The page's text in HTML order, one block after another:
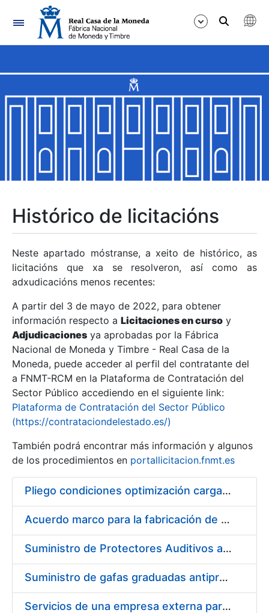
Navegación
Mostrar/Ocultar
Mostrar/Ocultar
Mostrar/Ocultar
Mostrar/Ocultar
Mostrar/Ocultar
Mostrar/Ocultar
Mostrar/Ocultar
Histórico de licitacións
Neste apartado móstranse, a xeito de histórico, as
licitacións que xa se resolveron, así como as
adxudicacións menos recentes:
A partir del 3 de mayo de 2022, para obtener
información respecto a Licitaciones en curso y
Adjudicaciones ya aprobadas por la Fábrica
Nacional de Moneda y Timbre - Real Casa de la
Moneda, puede acceder al perfil del contratante del
a FNMT-RCM en la Plataforma de Contratación del
Sector Público accediendo en el siguiente link:
Plataforma de Contratación del Sector Público
(https://contrataciondelestado.es/)
También podrá encontrar más información y algunos
de los procedimientos en portallicitacion.fnmt.es
Pliego condiciones optimización cargas compras firmado
Acuerdo marco para la fabricación de piezas
Suministro de Protectores Auditivos a medida para las personas trabajadoras de los Centros de Trabajo de Madrid y Burgos
Suministro de gafas graduadas antiproyecciones para los trabajadores de la FNMT-RCM en los centros de trabajo de Madrid y Burgos
Servicios de una empresa externa para el asesoramiento y resolución de los recursos de alzada que se presentan relacionados con procesos de selección para la FNMT-RCM